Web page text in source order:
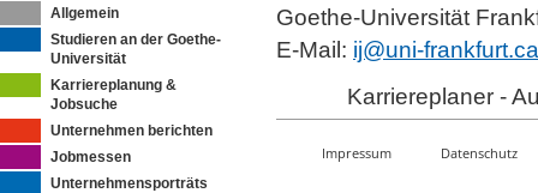
Allgemein
Studieren an der Goethe-
Universität
Karriereplanung &
Jobsuche
Unternehmen berichten
Jobmessen
Unternehmensporträts
Goethe-Universität
E-Mail: ij@uni-
Karriereplaner -
Impressum Datenschutz